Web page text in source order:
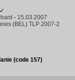
- 15.03.2007
(BEL) TLP 2007-2
(code 157)